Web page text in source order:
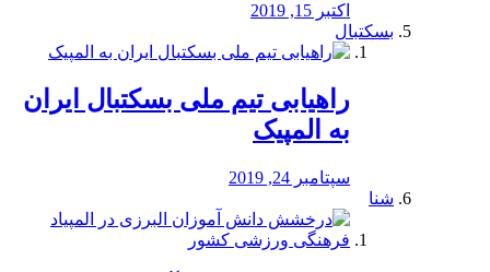
اکتبر 15, 2019
بسکتبال
راهیابی تیم ملی بسکتبال ایران
به المپیک
سپتامبر 24, 2019
شنا